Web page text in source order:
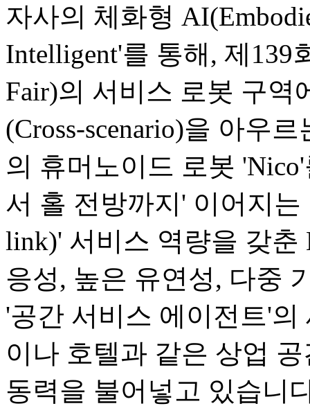
자사의 체화형
Intelligent'를 통해, 제139
Fair)의 서비스 로봇 구역
(Cross-scenario)을 아우
의 휴머노이드 로봇
서 홀 전방까지' 이어지
link)' 서비스 역량을 갖춘
응성, 높은 유연성, 다중
'공간 서비스 에이전트'
이나 호텔과 같은 상업
동력을 불어넣고 있습니